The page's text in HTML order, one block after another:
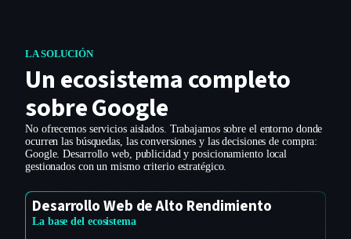
LA SOLUCIÓN
Un ecosistema completo
sobre Google
No ofrecemos servicios aislados. Trabajamos sobre el entorno donde
ocurren las búsquedas, las conversiones y las decisiones de compra:
Google. Desarrollo web, publicidad y posicionamiento local
gestionados con un mismo criterio estratégico.
Desarrollo Web de Alto Rendimiento
La base del ecosistema